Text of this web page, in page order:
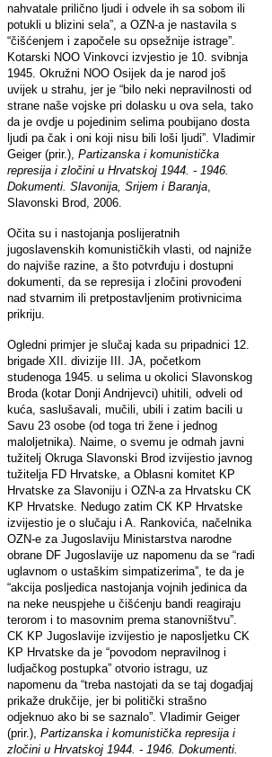
nahvatale prilično ljudi i odvele ih sa sobom ili
potukli u blizini sela”, a OZN-a je nastavila s
“čišćenjem i započele su opsežnije istrage”.
Kotarski NOO Vinkovci izvjestio je 10. svibnja
1945. Okružni NOO Osijek da je narod još
uvijek u strahu, jer je “bilo neki nepravilnosti od
strane naše vojske pri dolasku u ova sela, tako
da je ovdje u pojedinim selima poubijano dosta
ljudi pa čak i oni koji nisu bili loši ljudi”. Vladimir
Geiger (prir.), Partizanska i komunistička
represija i zločini u Hrvatskoj 1944. - 1946.
Dokumenti. Slavonija, Srijem i Baranja
Slavonski Brod, 2006.
Očita su i nastojanja poslijeratnih
jugoslavenskih komunističkih vlasti, od najniže
do najviše razine, a što potvrđuju i dostupni
dokumenti, da se represija i zločini provođeni
nad stvarnim ili pretpostavljenim protivnicima
prikriju.
Ogledni primjer je slučaj kada su pripadnici 12.
brigade XII. divizije III. JA, početkom
studenoga 1945. u selima u okolici Slavonskog
Broda (kotar Donji Andrijevci) uhitili, odveli od
kuća, saslušavali, mučili, ubili i zatim bacili u
Savu 23 osobe (od toga tri žene i jednog
maloljetnika). Naime, o svemu je odmah javni
tužitelj Okruga Slavonski Brod izvijestio javnog
tužitelja FD Hrvatske, a Oblasni komitet KP
Hrvatske za Slavoniju i OZN-a za Hrvatsku CK
KP Hrvatske. Nedugo zatim CK KP Hrvatske
izvijestio je o slučaju i A. Rankovića, načelnika
OZN-e za Jugoslaviju Ministarstva narodne
obrane DF Jugoslavije uz napomenu da se “radi
uglavnom o ustaškim simpatizerima”, te da je
“akcija posljedica nastojanja vojnih jedinica da
na neke neuspjehe u čišćenju bandi reagiraju
terorom i to masovnim prema stanovništvu”.
CK KP Jugoslavije izvijestio je naposljetku CK
KP Hrvatske da je “povodom nepravilnog i
ludjačkog postupka” otvorio istragu, uz
napomenu da “treba nastojati da se taj dogadjaj
prikaže drukčije, jer bi politički strašno
odjeknuo ako bi se saznalo”. Vladimir Geiger
(prir.), Partizanska i komunistička represija i
zločini u Hrvatskoj 1944. - 1946. Dokumenti.